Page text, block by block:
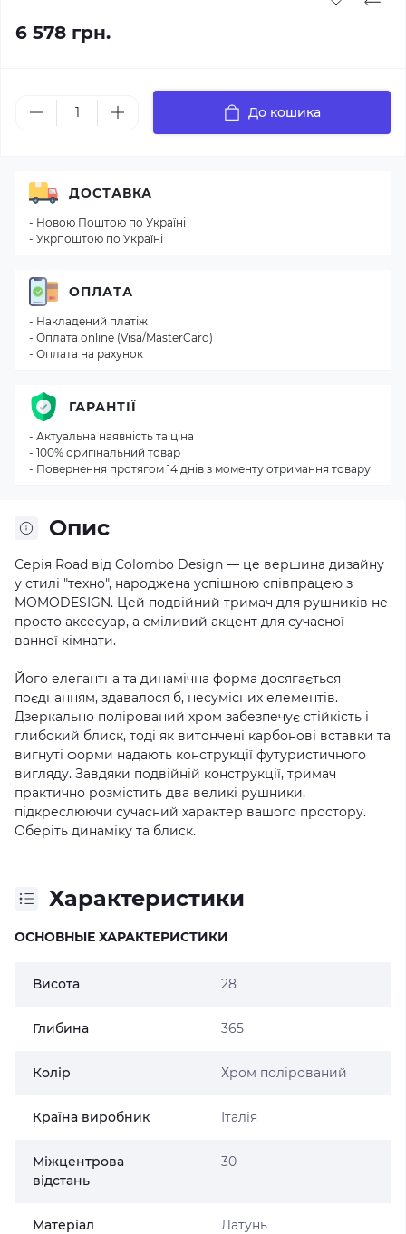
6 578 грн.
До кошика
Опис
Серія Road від Colombo Design — це вершина дизайну
у стилі "техно", народжена успішною співпрацею з
MOMODESIGN. Цей подвійний тримач для рушників не
просто аксесуар, а сміливий акцент для сучасної
ванної кімнати.
Його елегантна та динамічна форма досягається
поєднанням, здавалося б, несумісних елементів.
Дзеркально полірований хром забезпечує стійкість і
глибокий блиск, тоді як витончені карбонові вставки та
вигнуті форми надають конструкції футуристичного
вигляду. Завдяки подвійній конструкції, тримач
практично розмістить два великі рушники,
підкреслюючи сучасний характер вашого простору.
Оберіть динаміку та блиск.
Характеристики
ОСНОВНЫЕ ХАРАКТЕРИСТИКИ
Висота 28
Глибина 365
Колір Хром полірований
Країна виробник Італія
Міжцентрова
відстань
30
Матеріал Латунь
ДОСТАВКА
- Новою Поштою по Україні
- Укрпоштою по Україні
ОПЛАТА
- Накладений платіж
- Оплата online (Visa/MasterCard)
- Оплата на рахунок
ГАРАНТІЇ
- Актуальна наявність та ціна
- 100% оригінальний товар
- Повернення протягом 14 днів з моменту отримання товару